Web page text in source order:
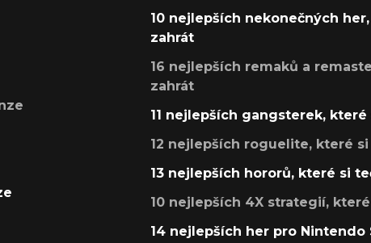
10 nejlepších nekonečných
zahrát
16 nejlepších remaků a
zahrát
11 nejlepších gangsterek,
12 nejlepších roguelite, které
13 nejlepších hororů, které si
10 nejlepších 4X strategií,
14 nejlepších her pro Nintendo